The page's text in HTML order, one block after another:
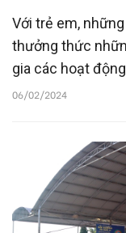
Với trẻ em,
thưởng thức
gia các hoạt
chú ý đến chế độ
06/02/2024